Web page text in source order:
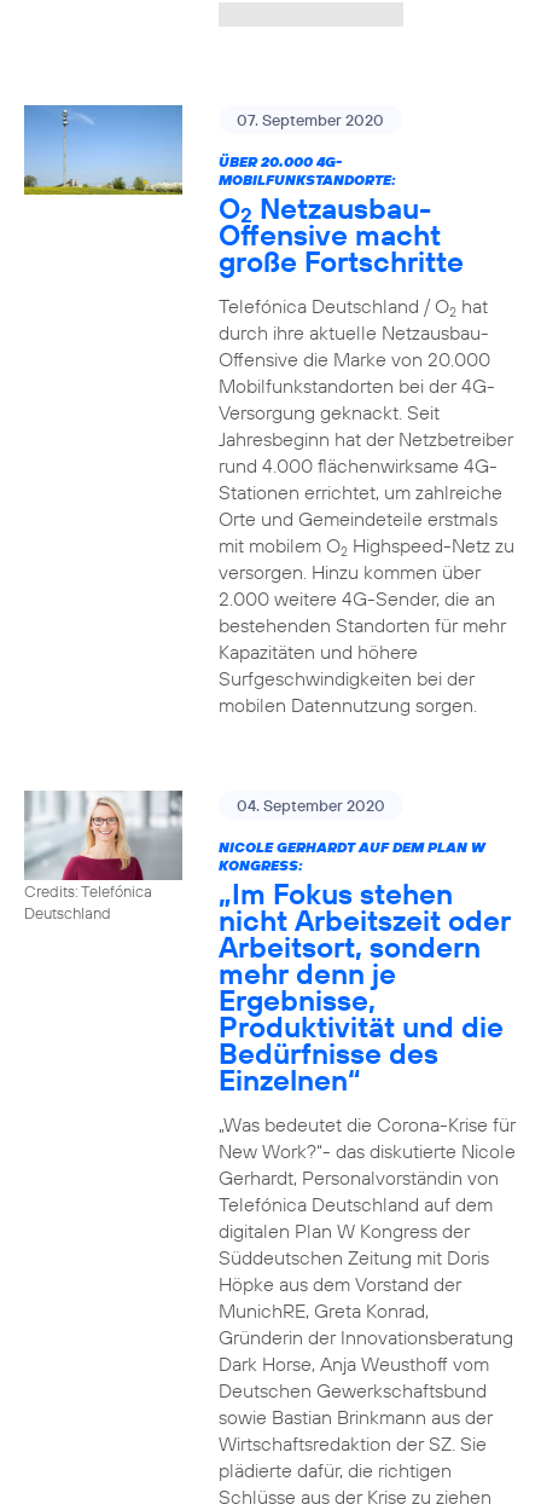
07. September 2020
ÜBER 20.000 4G-
MOBILFUNKSTANDORTE:
O2 Netzausbau-
Offensive macht
große Fortschritte
Telefónica Deutschland / O2hat
durch ihre aktuelle Netzausbau-
Offensive die Marke von 20.000
Mobilfunkstandorten bei der 4G-
Versorgung geknackt. Seit
Jahresbeginn hat der Netzbetreiber
rund 4.000 flächenwirksame 4G-
Stationen errichtet, um zahlreiche
Orte und Gemeindeteile erstmals
mit mobilem O2Highspeed-Netz zu
versorgen. Hinzu kommen über
2.000 weitere 4G-Sender, die an
bestehenden Standorten für mehr
Kapazitäten und höhere
Surfgeschwindigkeiten bei der
mobilen Datennutzung sorgen.
Credits: Telefónica
Deutschland
04. September 2020
NICOLE GERHARDT AUF DEM PLAN W
KONGRESS:
„Im Fokus stehen
nicht Arbeitszeit oder
Arbeitsort, sondern
mehr denn je
Ergebnisse,
Produktivität und die
Bedürfnisse des
Einzelnen“
„Was bedeutet die Corona-Krise für
New Work?“- das diskutierte Nicole
Gerhardt, Personalvorständin von
Telefónica Deutschland auf dem
digitalen Plan W Kongress der
Süddeutschen Zeitung mit Doris
Höpke aus dem Vorstand der
MunichRE, Greta Konrad,
Gründerin der Innovationsberatung
Dark Horse, Anja Weusthoff vom
Deutschen Gewerkschaftsbund
sowie Bastian Brinkmann aus der
Wirtschaftsredaktion der SZ. Sie
plädierte dafür, die richtigen
Schlüsse aus der Krise zu ziehen